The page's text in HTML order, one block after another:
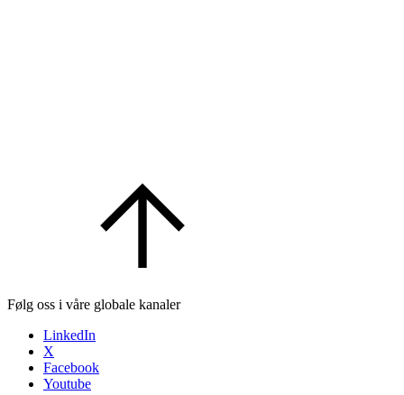
Følg oss i våre globale kanaler
LinkedIn
X
Facebook
Youtube